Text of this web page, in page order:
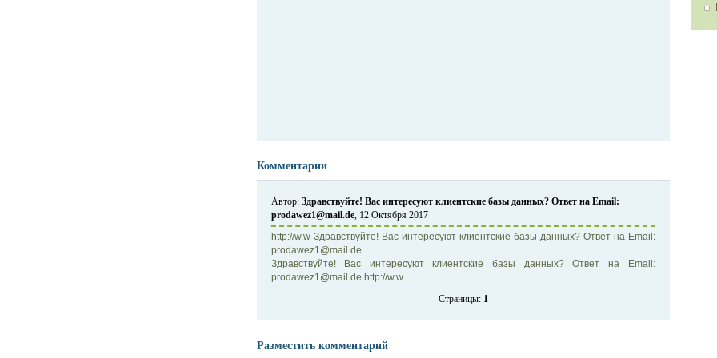
Комментарии
Автор: Здравствуйте! Вас интересуют клиентские базы данных? Ответ на Email:
prodawez1@mail.de, 12 Октября 2017
http://w.w Здравствуйте! Вас интересуют клиентские базы данных? Ответ на Email:
prodawez1@mail.de
Здравствуйте! Вас интересуют клиентские базы данных? Ответ на Email:
prodawez1@mail.de http://w.w
Страницы: 1
Разместить комментарий